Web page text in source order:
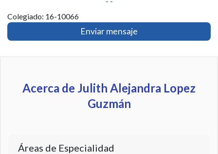
Colegiado: 16-10066
Enviar mensaje
Acerca de Julith Alejandra Lopez
Guzmán
Áreas de Especialidad